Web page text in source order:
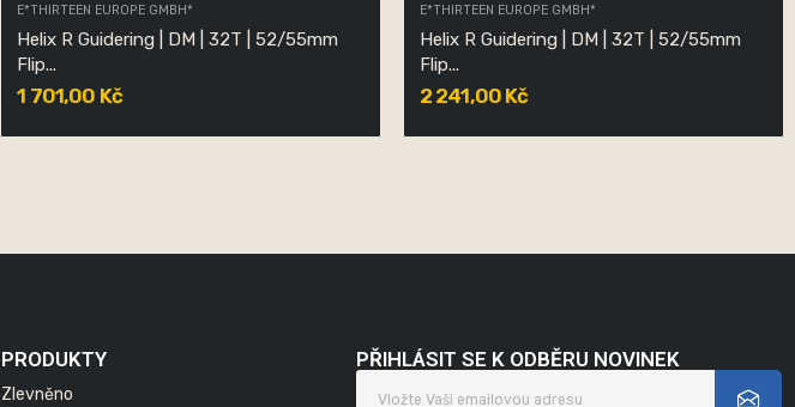
E*THIRTEEN EUROPE GMBH*
Helix R Guidering | DM | 32T | 52/55mm
Flip...
1 701,00 Kč
E*THIRTEEN EUROPE GMBH*
Helix R Guidering | DM | 32T | 52/55mm
Flip...
2 241,00 Kč
PRODUKTY
Zlevněno
PŘIHLÁSIT SE K ODBĚRU NOVINEK